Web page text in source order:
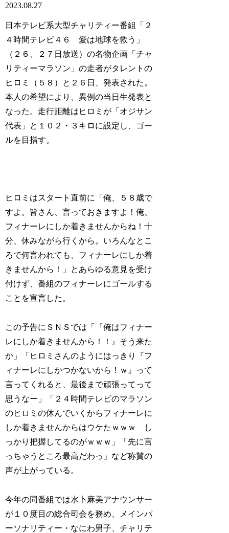
2023.08.27
日本テレビ系大型チャリティー番組「２
４時間テレビ４６ 愛は地球を救う」
（２６、２７日放送）の名物企画「チャ
リティーマラソン」の走者がタレントの
ヒロミ（５８）と２６日、発表された。
本人の希望により、異例の当日生発表と
なった。走行距離はヒロミが「オジサン
代表」と１０２・３キロに設定し、ゴー
ルを目指す。
ヒロミはスタート直前に「俺、５８歳で
すよ。皆さん、言っておきますよ！俺、
フィナーレにしか着きませんからね！十
分、休みながら行くから。いろんなとこ
ろで何言われても、フィナーレにしか着
きませんから！」とあらゆる意見を受け
付けず、番組のフィナーレにゴールする
ことを宣言した。
この予告にＳＮＳでは「『俺はフィナー
レにしか着きませんから！！』そう来た
か」「ヒロミさんのようにはっきり『フ
ィナーレにしかつかないから！ｗ』って
言ってくれると、最後まで頑張ってって
思うなー」「２４時間テレビのマラソン
のヒロミの休んでいくからフィナーレに
しか着きませんからはウケたｗｗｗ し
っかり把握してるのがｗｗｗ」「先に言
っちゃうところ最高だわっ」など称賛の
声が上がっている。
今年の同番組では水卜麻美アナウンサー
が１０度目の総合司会を務め、メインパ
ーソナリティー・なにわ男子、チャリテ